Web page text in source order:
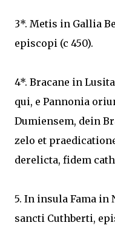
3*. Metis in Gallia
episcopi (c 450).
4*. Bracane in
qui, e Pannonia
Dumiensem, dein
zelo et
derelicta, fidem
5. In insula Fama
sancti Cuthberti,